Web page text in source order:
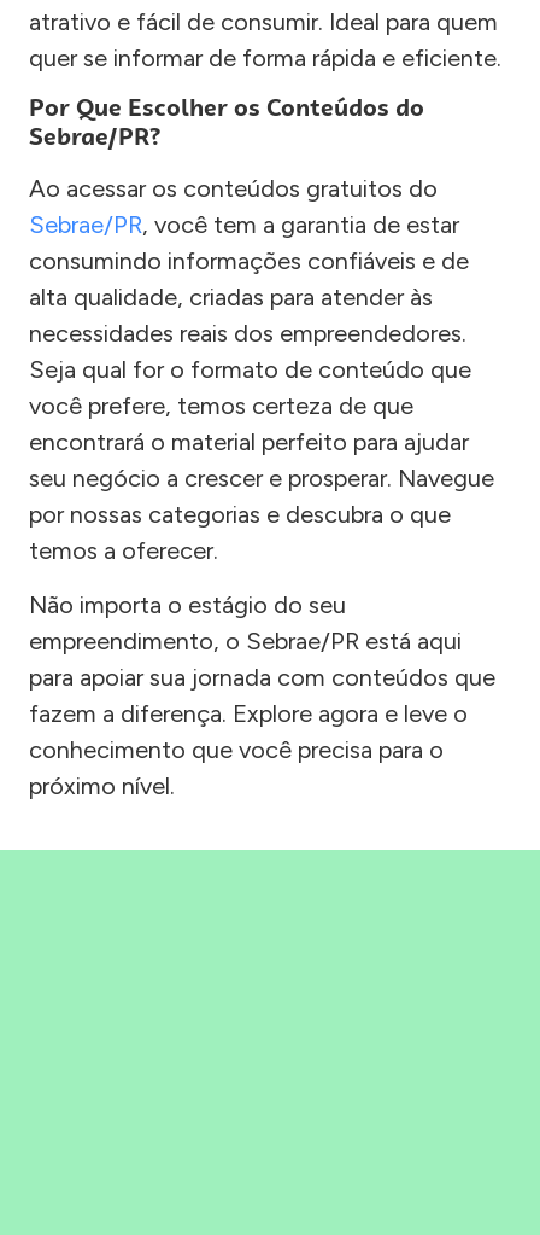
atrativo e fácil de consumir. Ideal para quem
quer se informar de forma rápida e eficiente.
Por Que Escolher os Conteúdos do
Sebrae/PR?
Ao acessar os conteúdos gratuitos do
Sebrae/PR, você tem a garantia de estar
consumindo informações confiáveis e de
alta qualidade, criadas para atender às
necessidades reais dos empreendedores.
Seja qual for o formato de conteúdo que
você prefere, temos certeza de que
encontrará o material perfeito para ajudar
seu negócio a crescer e prosperar. Navegue
por nossas categorias e descubra o que
temos a oferecer.
Não importa o estágio do seu
empreendimento, o Sebrae/PR está aqui
para apoiar sua jornada com conteúdos que
fazem a diferença. Explore agora e leve o
conhecimento que você precisa para o
próximo nível.